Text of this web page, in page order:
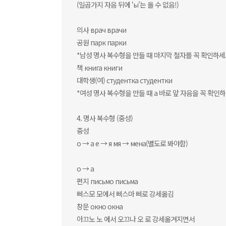
(일곱가지 자음 뒤에 ‘ы'는 올 수 없음!)
의사 врач врачи
공원 парк парки
*남성 명사 복수형을 만들 때 마지막 철자를 꼭 확인하
책 книга книги
대학생(여) студентка студентки
*여성 명사 복수형을 만들 때 а 바로 앞 자음을 꼭 확인
4. 명사 복수형 (중성)
중성
о → а е → я мя → мена(별도로 봐야함)
о → а
편지 письмо письма
삐스모 모에서 삐스마 삐로 강세옮김
창문 окно окна
아끄노 노 에서 오끄나 오 로 강세옮겨지면서